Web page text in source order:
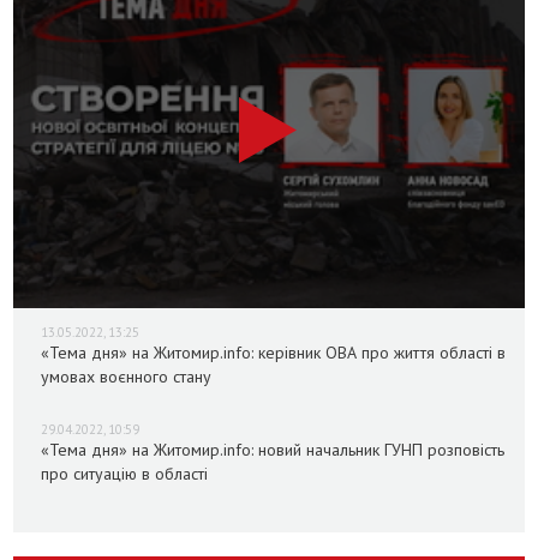
13.05.2022, 13:25
«Тема дня» на Житомир.info: керівник ОВА про життя області в
умовах воєнного стану
29.04.2022, 10:59
«Тема дня» на Житомир.info: новий начальник ГУНП розповість
про ситуацію в області